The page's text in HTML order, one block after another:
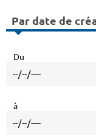
Par date de
Du
à